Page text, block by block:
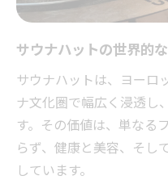
サウナハットの世界的
サウナハットは、ヨーロ
ナ文化圏で幅広く浸透し
す。その価値は、単なる
らず、健康と美容、そし
しています。